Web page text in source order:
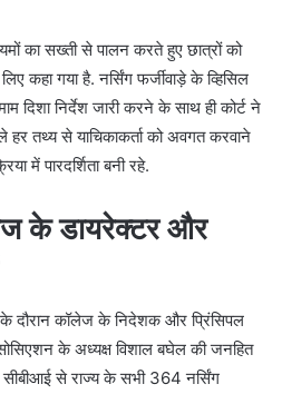
का सख्ती से पालन करते हुए छात्रों को
कहा गया है. नर्सिंग फर्जीवाड़े के व्हिसिल
दिशा निर्देश जारी करने के साथ ही कोर्ट ने
हर तथ्य से याचिकाकर्ता को अवगत करवाने
में पारदर्शिता बनी रहे.
के डायरेक्टर और
के दौरान कॉलेज के निदेशक और प्रिंसिपल
के अध्यक्ष विशाल बघेल की जनहित
सीबीआई से राज्य के सभी 364 नर्सिंग